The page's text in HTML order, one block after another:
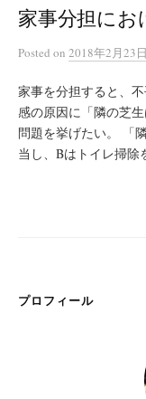
プ
家事分担にお
Posted on 2018年2月23日
家事を分担すると、
感の原因に「隣の芝
問題を挙げたい。 「
当し、Bはトイレ掃除
プロフィール